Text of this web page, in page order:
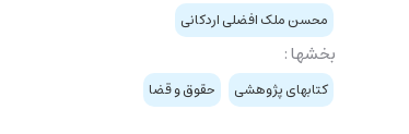
محسن ملک افضلی اردکانی
بخشها :
کتابهای پژوهشی حقوق و قضا